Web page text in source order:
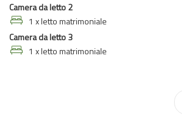
Internet wireless
Letti matrimoniali
Letto matrimoniale
Riscaldamento / Condizionatore autonomo
Camera da letto 2
1 x letto matrimoniale
Camera da letto 3
1 x letto matrimoniale